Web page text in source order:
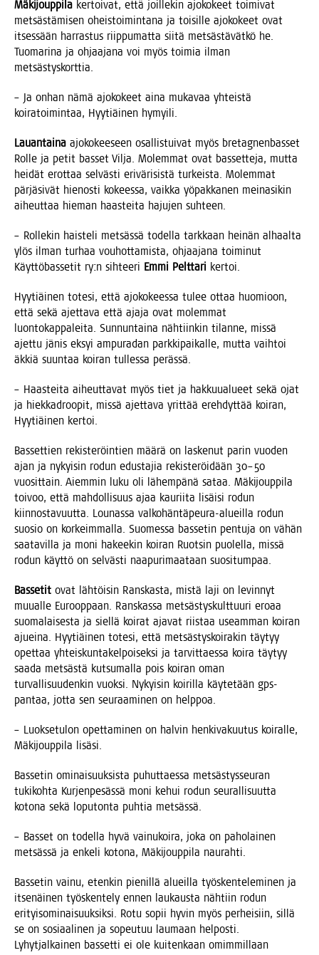
Mäki­joup­pi­la ker­toi­vat, että joil­le­kin ajo­ko­keet toi­mi­vat
met­säs­tä­mi­sen oheis­toi­min­ta­na ja toi­sil­le ajo­ko­keet ovat
itses­sään har­ras­tus riip­pu­mat­ta sii­tä met­säs­tä­vät­kö he.
Tuo­ma­ri­na ja ohjaa­ja­na voi myös toi­mia ilman
metsästyskorttia.
– Ja onhan nämä ajo­ko­keet aina muka­vaa yhteis­tä
koi­ra­toi­min­taa, Hyy­tiäi­nen hymyili.
Lau­an­tai­na ajo­ko­kee­seen osal­lis­tui­vat myös bre­tag­nen­bas­set
Rol­le ja petit bas­set Vil­ja. Molem­mat ovat bas­set­te­ja, mut­ta
hei­dät erot­taa sel­väs­ti eri­vä­ri­sis­tä tur­keis­ta. Molem­mat
pär­jä­si­vät hie­nos­ti kokees­sa, vaik­ka yöpak­ka­nen mei­na­si­kin
aiheut­taa hie­man haas­tei­ta haju­jen suhteen.
– Rol­le­kin hais­te­li met­säs­sä todel­la tark­kaan hei­nän alhaal­ta
ylös ilman tur­haa vou­hot­ta­mis­ta, ohjaa­ja­na toi­mi­nut
Käyt­tö­bas­se­tit ry:n sih­tee­ri Emmi Pelt­ta­ri ker­toi.
Hyy­tiäi­nen tote­si, että ajo­ko­kees­sa tulee ottaa huo­mioon,
että sekä ajet­ta­va että aja­ja ovat molem­mat
luon­to­kap­pa­lei­ta. Sun­nun­tai­na näh­tiin­kin tilan­ne, mis­sä
ajet­tu jänis eksyi ampu­ra­dan park­ki­pai­kal­le, mut­ta vaih­toi
äkkiä suun­taa koi­ran tul­les­sa perässä.
– Haas­tei­ta aiheut­ta­vat myös tiet ja hak­kuu­alu­eet sekä ojat
ja hiek­kadroo­pit, mis­sä ajet­ta­va yrit­tää ereh­dyt­tää koi­ran,
Hyy­tiäi­nen kertoi.
Bas­set­tien rekis­te­röin­tien mää­rä on las­ke­nut parin vuo­den
ajan ja nykyi­sin rodun edus­ta­jia rekis­te­röi­dään 30–50
vuo­sit­tain. Aiem­min luku oli lähem­pä­nä sataa. Mäki­joup­pi­la
toi­voo, että mah­dol­li­suus ajaa kau­rii­ta lisäi­si rodun
kiin­nos­ta­vuut­ta. Lou­nas­sa val­ko­hän­tä­peu­ra-alueil­la rodun
suo­sio on kor­keim­mal­la. Suo­mes­sa bas­se­tin pen­tu­ja on vähän
saa­ta­vil­la ja moni hakee­kin koi­ran Ruot­sin puo­lel­la, mis­sä
rodun käyt­tö on sel­väs­ti naa­pu­ri­maa­taan suositumpaa.
Bas­se­tit ovat läh­töi­sin Rans­kas­ta, mis­tä laji on levin­nyt
muu­al­le Euroop­paan. Rans­kas­sa met­säs­tys­kult­tuu­ri ero­aa
suo­ma­lai­ses­ta ja siel­lä koi­rat aja­vat riis­taa useam­man koi­ran
ajuei­na. Hyy­tiäi­nen tote­si, että met­säs­tys­koi­ra­kin täy­tyy
opet­taa yhteis­kun­ta­kel­poi­sek­si ja tar­vit­taes­sa koi­ra täy­tyy
saa­da met­säs­tä kut­su­mal­la pois koi­ran oman
tur­val­li­suu­den­kin vuok­si. Nykyi­sin koi­ril­la käy­te­tään gps-
pan­taa, jot­ta sen seu­raa­mi­nen on helppoa.
– Luok­se­tu­lon opet­ta­mi­nen on hal­vin hen­ki­va­kuu­tus koi­ral­le,
Mäki­joup­pi­la lisäsi.
Bas­se­tin omi­nai­suuk­sis­ta puhut­taes­sa met­säs­tys­seu­ran
tuki­koh­ta Kur­jen­pe­säs­sä moni kehui rodun seu­ral­li­suut­ta
koto­na sekä lopu­ton­ta puh­tia metsässä.
– Bas­set on todel­la hyvä vai­nu­koi­ra, joka on paho­lai­nen
met­säs­sä ja enke­li koto­na, Mäki­joup­pi­la naurahti.
Bas­se­tin vai­nu, eten­kin pie­nil­lä alueil­la työs­ken­te­le­mi­nen ja
itse­näi­nen työs­ken­te­ly ennen lau­kaus­ta näh­tiin rodun
eri­tyi­so­mi­nai­suuk­sik­si. Rotu sopii hyvin myös per­hei­siin, sil­lä
se on sosi­aa­li­nen ja sopeu­tuu lau­maan hel­pos­ti.
Lyhyt­jal­kai­nen bas­set­ti ei ole kui­ten­kaan omim­mil­laan